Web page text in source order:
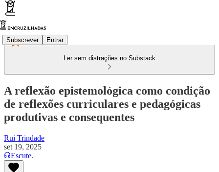
Subscrever Entrar
Ler sem distrações no Substack
A reflexão epistemológica como condição
de reflexões curriculares e pedagógicas
produtivas e consequentes
Rui Trindade
set 19, 2025
Escute.